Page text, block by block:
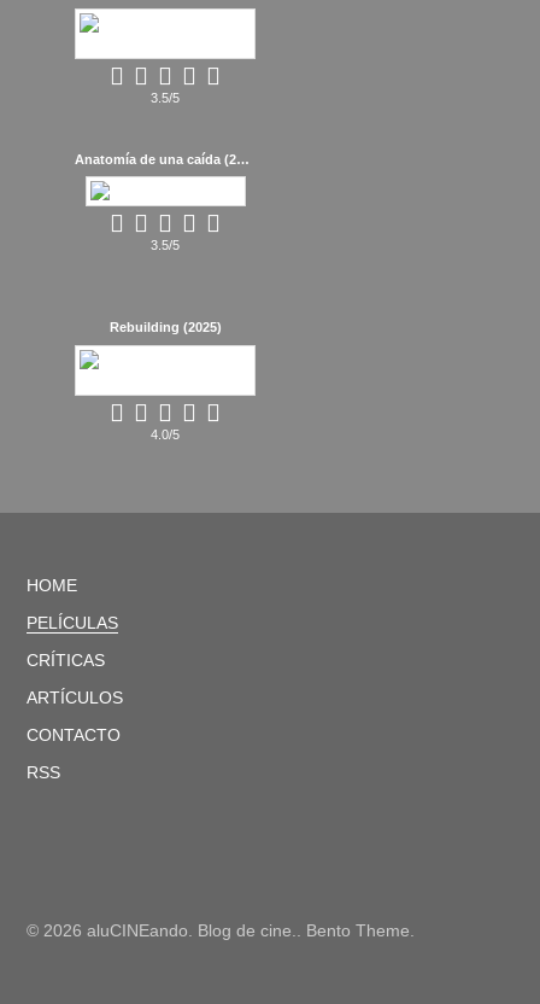
3.5/5
Anatomía de una caída (2023)
3.5/5
Rebuilding (2025)
4.0/5
HOME
PELÍCULAS
CRÍTICAS
ARTÍCULOS
CONTACTO
RSS
© 2026 aluCINEando. Blog de cine.. Bento Theme.